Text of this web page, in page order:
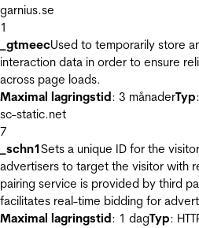
garnius.se
1
_gtmeecUsed to temporarily store
interaction data in order to ensure
across page loads.
Maximal lagringstid: 3 månaderTyp
sc-static.net
7
_schn1Sets a unique ID for the
advertisers to target the visitor with
pairing service is provided by third
facilitates real-time bidding for
Maximal lagringstid: 1 dagTyp: